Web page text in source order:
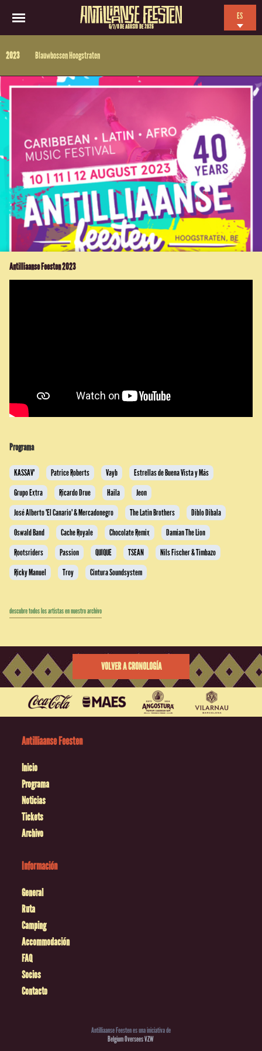
6/7/8 DE AGOSTO DE 2026
ES
FR
2023 Blauwbossen Hoogstraten
Antilliaanse Feesten 2023
Programa
KASSAV' Patrice Roberts Vayb
Estrellas de Buena Vista y Más
Grupo Extra
Ricardo Drue Haila
Jeon
José Alberto 'El Canario' & Mercadonegro
The Latin Brothers
Diblo Dibala
Oswald Band
Cache Royale Chocolate Remix
Damian The Lion
Rootsriders
Passion QUIQUE TSEAN
Nils Fischer & Timbazo
Ricky Manuel
Troy Cintura Soundsystem
descubre todos los artistas en nuestro archivo
VOLVER A CRONOLOGÍA
Antilliaanse Feesten
Inicio
Programa
Noticias
Tickets
Archivo
Información
General
Ruta
Camping
Accommodación
FAQ
Socios
Contacto
Antilliaanse Feesten es una iniciativa de
Belgium Oversees VZW